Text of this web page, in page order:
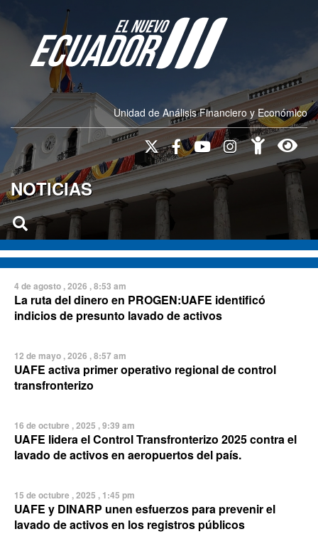
Unidad de Análisis Financiero y Económico
NOTICIAS
4 de agosto , 2026 , 8:53 am
La ruta del dinero en PROGEN:UAFE identificó
indicios de presunto lavado de activos
12 de mayo , 2026 , 8:57 am
UAFE activa primer operativo regional de control
transfronterizo
16 de octubre , 2025 , 9:39 am
UAFE lidera el Control Transfronterizo 2025 contra el
lavado de activos en aeropuertos del país.
15 de octubre , 2025 , 1:45 pm
UAFE y DINARP unen esfuerzos para prevenir el
lavado de activos en los registros públicos